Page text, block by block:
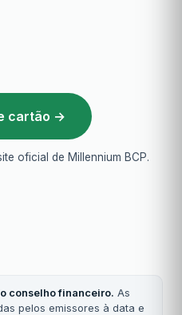
cartão →
oficial de Millennium BCP.
conselho financeiro. As
pelos emissores à data e